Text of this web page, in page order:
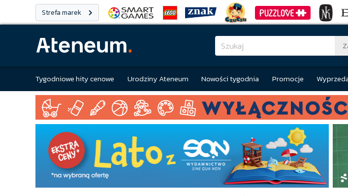
Strefa marek
Tygodniowe hity cenowe Urodziny Ateneum Nowości tygodnia Promocje